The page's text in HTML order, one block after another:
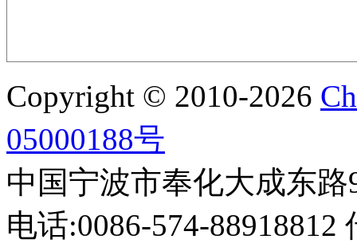
Copyright © 2010-2026
05000188号
中国宁波市奉化大成东路
电话:0086-574-88918812